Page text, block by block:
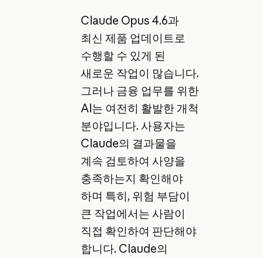
Claude Opus 4.6과
최신 제품 업데이트로
수행할 수 있게 된
새로운 작업이 많습니다.
그러나 금융 업무를 위한
AI는 여전히 활발한 개척
분야입니다. 사용자는
Claude의 결과물을
계속 검토하여 사양을
충족하는지 확인해야
하며 특히, 위험 부담이
큰 작업에서는 사람이
직접 확인하여 판단해야
합니다. Claude의